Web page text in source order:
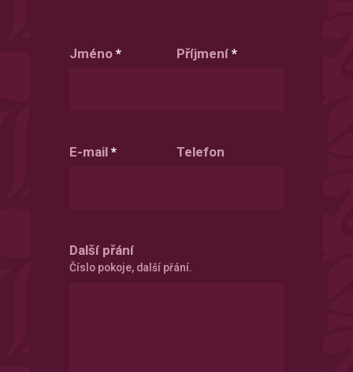
Jméno * Příjmení *
E-mail * Telefon
Další přání
Číslo pokoje, další přání.